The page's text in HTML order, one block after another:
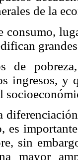
de la
consumo,
pobreza,
ingresos, y
es
sin
mayor